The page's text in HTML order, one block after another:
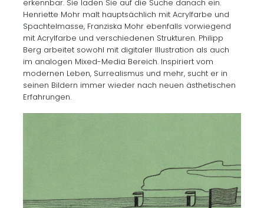
erkennbar. Sie laden Sie auf die Suche danach ein.
Henriette Mohr malt hauptsächlich mit Acrylfarbe und
Spachtelmasse, Franziska Mohr ebenfalls vorwiegend
mit Acrylfarbe und verschiedenen Strukturen. Philipp
Berg arbeitet sowohl mit digitaler Illustration als auch
im analogen Mixed-Media Bereich. Inspiriert vom
modernen Leben, Surrealismus und mehr, sucht er in
seinen Bildern immer wieder nach neuen ästhetischen
Erfahrungen.